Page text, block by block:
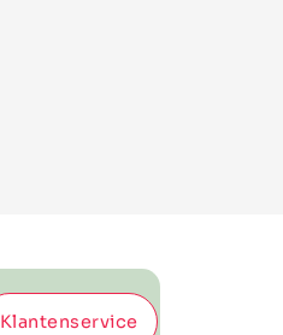
Klantenservice